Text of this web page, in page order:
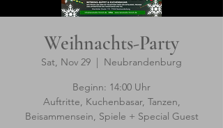
Weihnachts-Party
Sat, Nov 29
  |
Neubrandenburg
Beginn: 14:00 Uhr
Auftritte, Kuchenbasar, Tanzen,
Beisammensein, Spiele + Special Guest